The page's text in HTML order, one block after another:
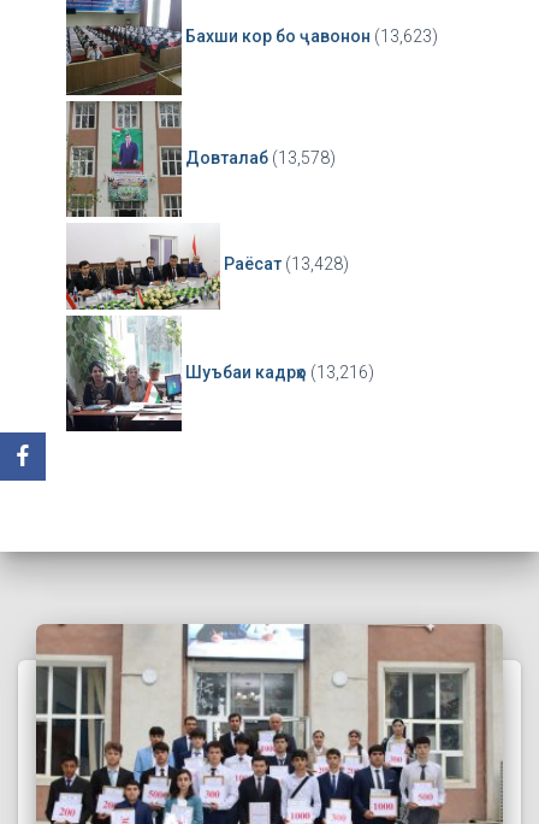
Бахши кор бо ҷавонон (13,623)
Довталаб (13,578)
Раёсат (13,428)
Шуъбаи кадрҳо (13,216)